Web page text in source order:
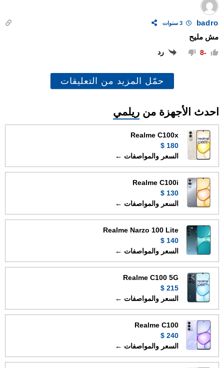
badro 3 سنوات
مش مليح
-8 رد
حمّل المزيد من التعليقات
احدث الأجهزة من ريلمي
Realme C100x
180 $
السعر والمواصفات ←
Realme C100i
130 $
السعر والمواصفات ←
Realme Narzo 100 Lite
140 $
السعر والمواصفات ←
Realme C100 5G
215 $
السعر والمواصفات ←
Realme C100
240 $
السعر والمواصفات ←